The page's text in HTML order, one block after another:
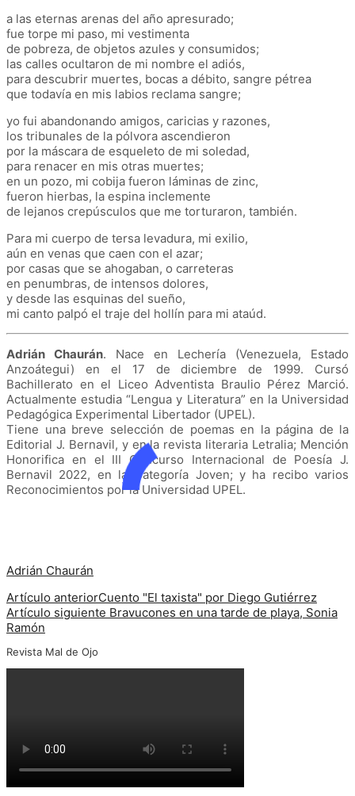
a las eternas arenas del año apresurado;
fue torpe mi paso, mi vestimenta
de pobreza, de objetos azules y consumidos;
las calles ocultaron de mi nombre el adiós,
para descubrir muertes, bocas a débito, sangre pétrea
que todavía en mis labios reclama sangre;
yo fui abandonando amigos, caricias y razones,
los tribunales de la pólvora ascendieron
por la máscara de esqueleto de mi soledad,
para renacer en mis otras muertes;
en un pozo, mi cobija fueron láminas de zinc,
fueron hierbas, la espina inclemente
de lejanos crepúsculos que me torturaron, también.
Para mi cuerpo de tersa levadura, mi exilio,
aún en venas que caen con el azar;
por casas que se ahogaban, o carreteras
en penumbras, de intensos dolores,
y desde las esquinas del sueño,
mi canto palpó el traje del hollín para mi ataúd.
Adrián Chaurán. Nace en Lechería (Venezuela, Estado
Anzoátegui) en el 17 de diciembre de 1999. Cursó
Bachillerato en el Liceo Adventista Braulio Pérez Marció.
Actualmente estudia “Lengua y Literatura” en la Universidad
Pedagógica Experimental Libertador (UPEL).
Tiene una breve selección de poemas en la página de la
Editorial J. Bernavil, y en la revista literaria Letralia; Mención
Honorifica en el III Concurso Internacional de Poesía J.
Bernavil 2022, en la Categoría Joven; y ha recibo varios
Reconocimientos por la Universidad UPEL.
Adrián Chaurán
Artículo anteriorCuento "El taxista" por Diego Gutiérrez
Artículo siguiente Bravucones en una tarde de playa, Sonia
Ramón
Revista Mal de Ojo